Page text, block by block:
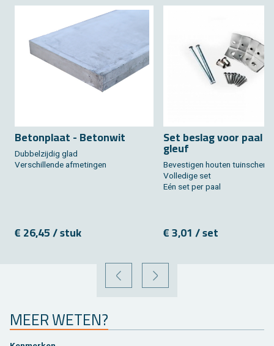
Be­ton­plaat - Be­ton­wit
Dub­bel­zij­dig glad
Ver­schil­len­de af­me­tin­gen
€ 26,45 / stuk
Set be­slag voor paal
gleuf
Be­ves­ti­gen hou­ten tuin­scherm
Vol­le­di­ge set
Eén set per paal
€ 3,01 / set
VORIGE VOLGENDE
MEER WETEN?